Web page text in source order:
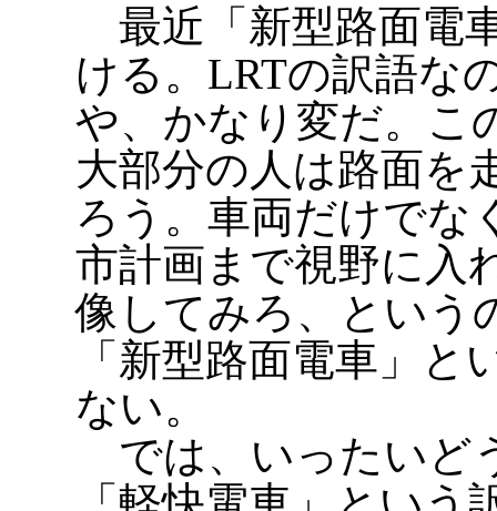
最近「新型路面電
ける。LRTの訳語な
や、かなり変だ。こ
大部分の人は路面を
ろう。車両だけでな
市計画まで視野に入
像してみろ、という
「新型路面電車」
ない。
では、いったいど